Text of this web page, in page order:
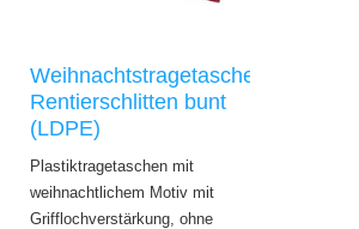
Weihnachtstragetaschen
Rentierschlitten bunt
(LDPE)
Plastiktragetaschen mit
weihnachtlichem Motiv mit
Grifflochverstärkung, ohne